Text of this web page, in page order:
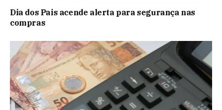
Dia dos Pais acende alerta para segurança nas
compras